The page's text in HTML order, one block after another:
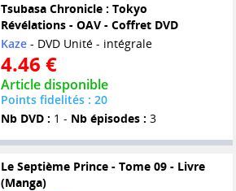
Tsubasa Chronicle : Tokyo
Révélations - OAV - Coffret DVD
Kaze- DVD Unité - intégrale
4.46 €
Article disponible
Points fidelités : 20
Nb DVD : 1 - Nb épisodes : 3
Le Septième Prince - Tome 09 - Livre
(Manga)